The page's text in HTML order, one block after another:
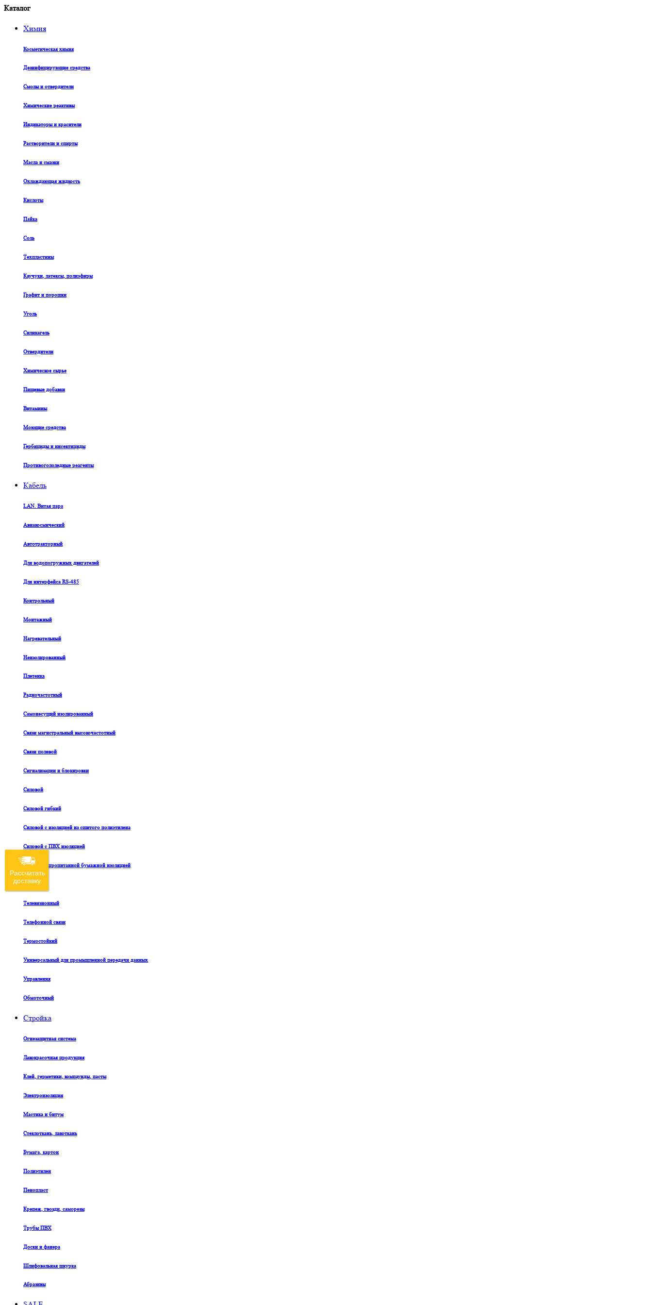
Каталог
Химия
Косметическая химия
Дезинфицирующие средства
Смолы и отвердители
Химические реактивы
Индикаторы и красители
Растворители и спирты
Масла и смазки
Охлаждающая жидкость
Кислоты
Пайка
Соль
Техпластины
Каучуки, латексы, полиэфиры
Графит и порошки
Уголь
Силикагель
Отвердители
Химическое сырье
Пищевые добавки
Витамины
Моющие средства
Гербициды и инсектициды
Противогололедные реагенты
Кабель
LAN. Витая пара
Авиакосмический
Автотракторный
Для водопогружных двигателей
Для интерфейса RS-485
Контрольный
Монтажный
Нагревательный
Неизолированный
Плетенка
Радиочастотный
Самонесущий изолированный
Связи магистральный высокочастотный
Связи полевой
Сигнализации и блокировки
Силовой
Силовой гибкий
Силовой с изоляцией из сшитого полиэтилена
Силовой с ПВХ изоляцией
Силовой с пропитанной бумажной изоляцией
Судовой
Телевизионный
Телефонной связи
Термостойкий
Универсальный для промышленной передачи данных
Управления
Обмоточный
Стройка
Огнезащитная система
Лакокрасочная продукция
Клей, герметики, компаунды, пасты
Электроизоляция
Мастика и битум
Стеклоткань, лакоткань
Бумага, картон
Полиэтилен
Пенопласт
Крепеж, гвозди, саморезы
Трубы ПВХ
Доски и фанера
Шлифовальная шкурка
Абразивы
Рассчитать
доставку